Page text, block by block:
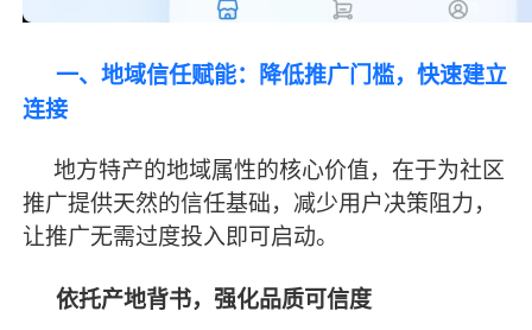
一、地域信任赋能：降低推广门槛，快速建立
连接
地方特产的地域属性的核心价值，在于为社区
推广提供天然的信任基础，减少用户决策阻力，
让推广无需过度投入即可启动。
依托产地背书，强化品质可信度